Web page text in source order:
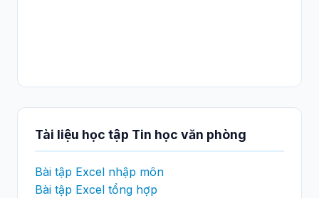
Tài liệu học tập Tin học văn phòng
Bài tập Excel nhập môn
Bài tập Excel tổng hợp